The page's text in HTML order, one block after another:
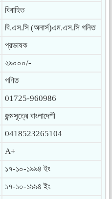
বিবাহিত
বি.এস.সি (অনার্স)এম.এস.সি গনিত
প্রভাষক
২৯০০০/-
গণিত
01725-960986
জন্মসূত্রে বাংলাদেশী
0418523265104
A+
১৭-১০-১৯৯৪ ইং
১৭-১০-১৯৯৪ ইং